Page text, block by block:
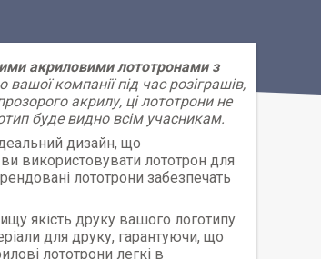
акриловими лототронами з
компанії під час розіграшів,
акрилу, ці лототрони не
буде видно всім учасникам.
дизайн, що
використовувати лототрон для
лототрони забезпечать
якість друку вашого логотипу
для друку, гарантуючи, що
лототрони легкі в